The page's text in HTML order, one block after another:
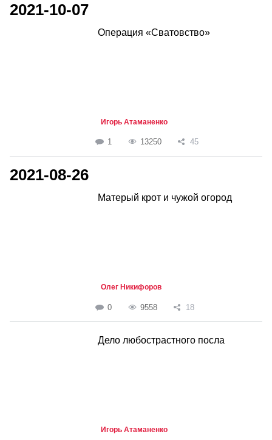
2021-10-07
Операция «Сватовство»
Игорь Атаманенко
1 13250 45
2021-08-26
Матерый крот и чужой огород
Олег Никифоров
0 9558 18
Дело любострастного посла
Игорь Атаманенко